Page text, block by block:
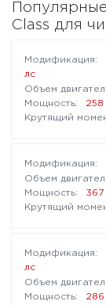
Class для
лс
258
367
лс
286